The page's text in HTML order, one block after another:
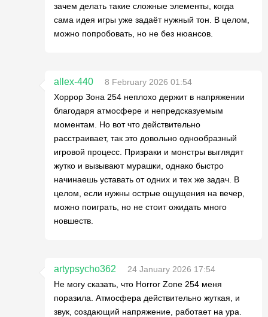
зачем делать такие сложные элементы, когда
сама идея игры уже задаёт нужный тон. В целом,
можно попробовать, но не без нюансов.
allex-440
8 February 2026 01:54
Хоррор Зона 254 неплохо держит в напряжении
благодаря атмосфере и непредсказуемым
моментам. Но вот что действительно
расстраивает, так это довольно однообразный
игровой процесс. Призраки и монстры выглядят
жутко и вызывают мурашки, однако быстро
начинаешь уставать от одних и тех же задач. В
целом, если нужны острые ощущения на вечер,
можно поиграть, но не стоит ожидать много
новшеств.
artypsycho362
24 January 2026 17:54
Не могу сказать, что Horror Zone 254 меня
поразила. Атмосфера действительно жуткая, и
звук, создающий напряжение, работает на ура.